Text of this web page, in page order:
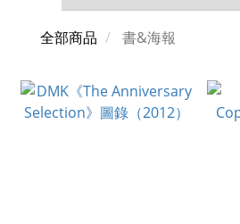
全部商品 書&海報